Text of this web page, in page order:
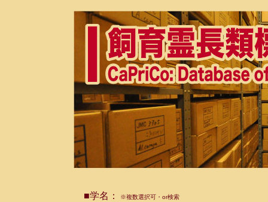
■学名： ※複数選択可・or検索